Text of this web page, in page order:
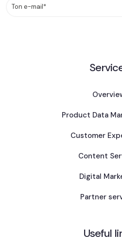
Product Data
Customer
Content
Digital
Partner
Useful